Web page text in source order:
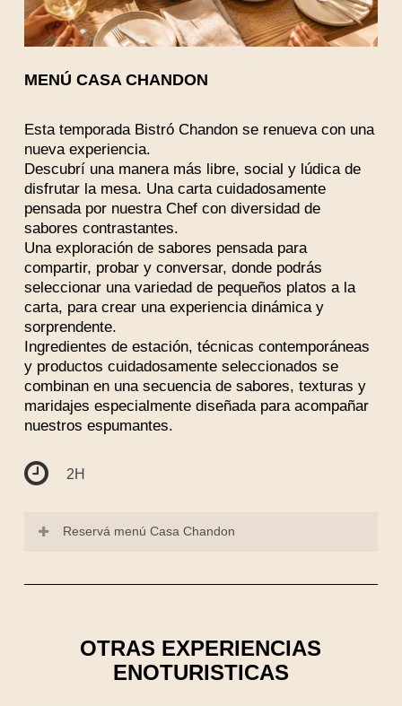
MENÚ CASA CHANDON
Esta temporada Bistró Chandon se renueva con una
nueva experiencia.
Descubrí una manera más libre, social y lúdica de
disfrutar la mesa. Una carta cuidadosamente
pensada por nuestra Chef con diversidad de
sabores contrastantes.
Una exploración de sabores pensada para
compartir, probar y conversar, donde podrás
seleccionar una variedad de pequeños platos a la
carta, para crear una experiencia dinámica y
sorprendente.
Ingredientes de estación, técnicas contemporáneas
y productos cuidadosamente seleccionados se
combinan en una secuencia de sabores, texturas y
maridajes especialmente diseñada para acompañar
nuestros espumantes.
2H
Reservá menú Casa Chandon
OTRAS EXPERIENCIAS
ENOTURISTICAS